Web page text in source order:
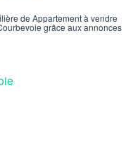
de Appartement à vendre
grâce aux annonces